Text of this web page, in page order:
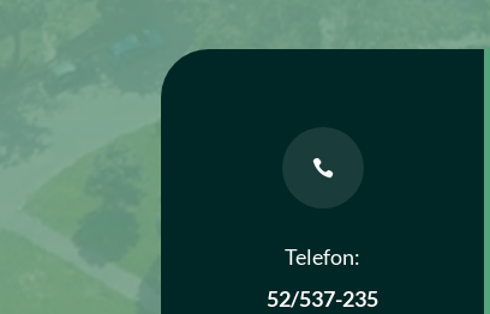

Telefon:
52/537-235